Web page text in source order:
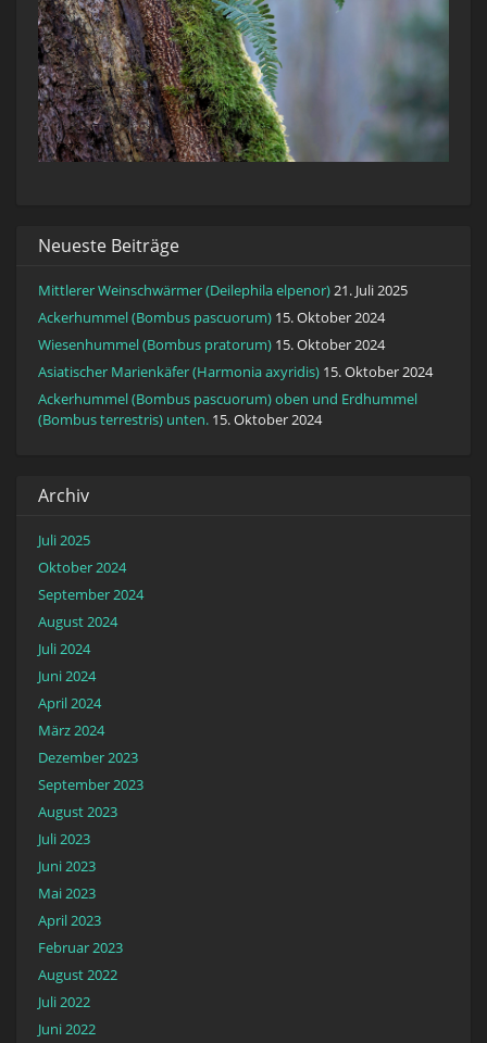
Neueste Beiträge
Mittlerer Weinschwärmer (Deilephila elpenor)21. Juli 2025
Ackerhummel (Bombus pascuorum) 15. Oktober 2024
Wiesenhummel (Bombus pratorum) 15. Oktober 2024
Asiatischer Marienkäfer (Harmonia axyridis) 15. Oktober 2024
Ackerhummel (Bombus pascuorum) oben und Erdhummel
(Bombus terrestris) unten. 15. Oktober 2024
Archiv
Juli 2025
Oktober 2024
September 2024
August 2024
Juli 2024
Juni 2024
April 2024
März 2024
Dezember 2023
September 2023
August 2023
Juli 2023
Juni 2023
Mai 2023
April 2023
Februar 2023
August 2022
Juli 2022
Juni 2022